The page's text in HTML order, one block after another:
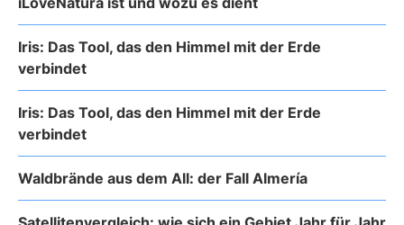
Iris: Das Tool, das den Himmel mit der Erde
verbindet
Iris: Das Tool, das den Himmel mit der Erde
verbindet
Waldbrände aus dem All: der Fall Almería